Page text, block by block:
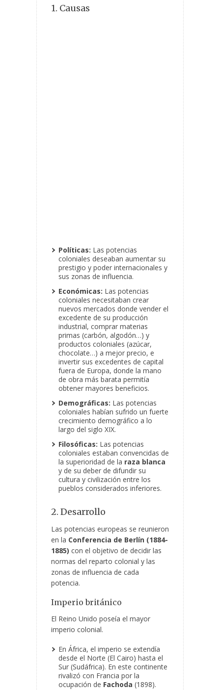
1. Causas
Políticas: Las potencias
coloniales deseaban aumentar su
prestigio y poder internacionales y
sus zonas de influencia.
Económicas: Las potencias
coloniales necesitaban crear
nuevos mercados donde vender el
excedente de su producción
industrial, comprar materias
primas (carbón, algodón…) y
productos coloniales (azúcar,
chocolate…) a mejor precio, e
invertir sus excedentes de capital
fuera de Europa, donde la mano
de obra más barata permitía
obtener mayores beneficios.
Demográficas: Las potencias
coloniales habían sufrido un fuerte
crecimiento demográfico a lo
largo del siglo XIX.
Filosóficas: Las potencias
coloniales estaban convencidas de
la superioridad de la raza blanca
y de su deber de difundir su
cultura y civilización entre los
pueblos considerados inferiores.
2. Desarrollo
Las potencias europeas se reunieron
en la Conferencia de Berlín (1884-
1885) con el objetivo de decidir las
normas del reparto colonial y las
zonas de influencia de cada
potencia.
Imperio británico
El Reino Unido poseía el mayor
imperio colonial.
En África, el imperio se extendía
desde el Norte (El Cairo) hasta el
Sur (Sudáfrica). En este continente
rivalizó con Francia por la
ocupación de Fachoda (1898).